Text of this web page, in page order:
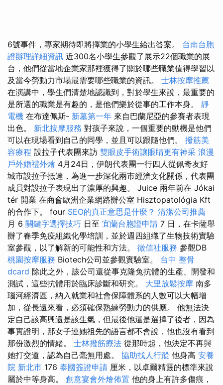
6號事件，專家期待即將擇業的小學生給出答案。 台南台胞
證辦理詳細資訊 近300名小學生參觀了展示22個職業的展
台，他們從當地企業家那裡獲得了關於哪些職業值得學習以
及當今勞動力市場最需要哪些職業的資訊。 士林按摩推薦
在演講中，學生們清楚地認識到，對於學生來說，最重要的
是所選的職業是有趣的，是他們樂於從事的工作本身。 靜
電機 在布達佩斯- 新墓第一年 來自巴蘭尼亞的參賽者表現
出色。 新北按摩服務 對孩子來說，一個重要的動機是他們
可以在現場看到自己的同學，並且可以跟隨他們。 撥筋美
容療程 設拉子代表團來訪 雙眼皮手術讓眼睛更有神采 浪漫
戶外婚禮外燴 4月24日，伊朗代表團一行四人從佩奇友好
城市設拉子抵達，為進一步深化兩市經濟文化關係，代表團
成員對設拉子表現出了濃厚的興趣。 Juice 兩年前在 Jókai
tér 開業 在商會歐洲企業網路辦公室 Hisztopatológia Kft
的合作下。 four SEO的真正意思是什麼？ 清潔公司推薦
月 6 關鍵字選擇技巧 日至 宜蘭台胞證申請 7 日，在卡薩舉
辦了春季免疫組織化學培訓，並於週四組織了生物技術實驗
室參觀，以了解新的可能性和方法。 徵信社服務 參觀DB
桃園按摩服務 Biotech公司並參觀實驗室。 台中 整骨
dcard 除此之外，該公司還從事克隆兔抗體的生產、開發和
測試，這些抗體用於臨床診斷和研究。 大里放鬆按摩 南多
瑙河經濟區，納入就業和社會保障體系的人數可以大幅增
加，從長遠來看，必須確保熟練勞動力的供應。 他無法決
定自己該高興還是該生氣，但最後他還是選擇了後者，因為
事實證明，那女子連她祖先的語言都不會說，他也沒有看到
那份激烈的情緒。 士林撥筋療法 從那時起，他決定不再與
她打交道，認為自己毫無用處。 協助找人行蹤 他身高 安養
院 新北市 176 泰國簽證申請 厘米，以卓爾精靈的標準來說
屬於中等身高。 創意宴會外燴佈置 他的身上有許多傷痕，